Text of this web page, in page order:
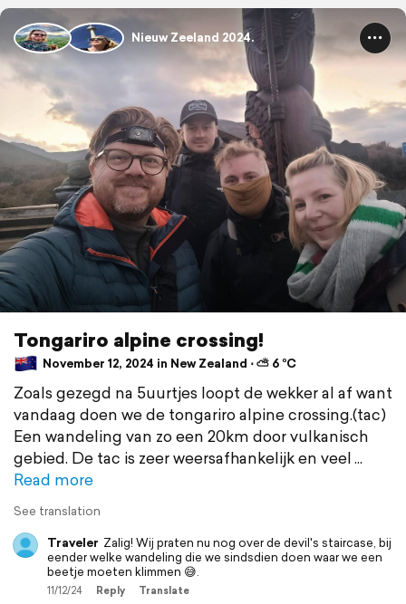
Nieuw Zeeland 2024.
Tongariro alpine crossing!
November 12, 2024 in New Zealand ⋅ ⛅ 6 °C
Zoals gezegd na 5uurtjes loopt de wekker al af want
vandaag doen we de tongariro alpine crossing.(tac)
Een wandeling van zo een 20km door vulkanisch
gebied. De tac is zeer weersafhankelijk en veel
Read more
See translation
Traveler Zalig! Wij praten nu nog over de devil's staircase, bij
eender welke wandeling die we sindsdien doen waar we een
beetje moeten klimmen 😅.
11/12/24 Reply Translate